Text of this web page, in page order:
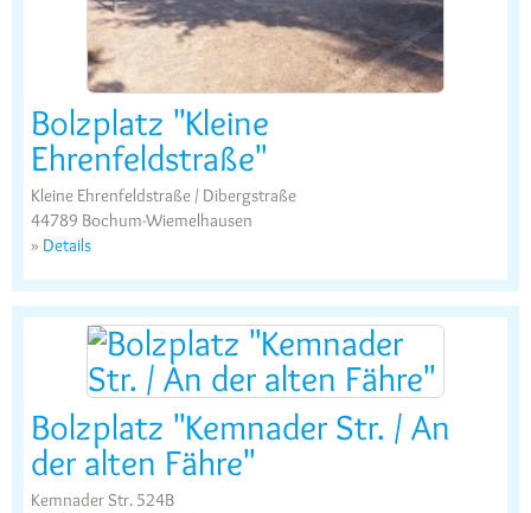
Bolzplatz "Kleine
Ehrenfeldstraße"
Kleine Ehrenfeldstraße / Dibergstraße
44789 Bochum-Wiemelhausen
» Details
Bolzplatz "Kemnader Str. / An
der alten Fähre"
Kemnader Str. 524B